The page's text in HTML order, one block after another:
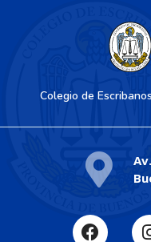
Colegio de